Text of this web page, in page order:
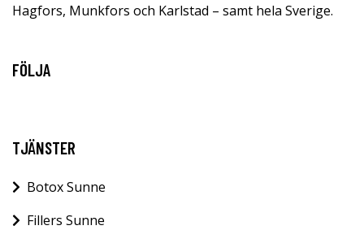
Hagfors, Munkfors och Karlstad – samt hela Sverige.
FÖLJA
TJÄNSTER
Botox Sunne
Fillers Sunne